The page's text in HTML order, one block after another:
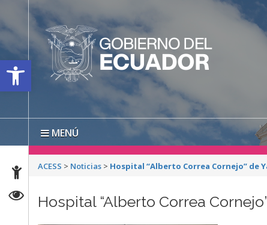
Open toolbar
MENÚ
ACESS > Noticias > Hospital “Alberto Correa Cornejo” de
Hospital “Alberto Correa